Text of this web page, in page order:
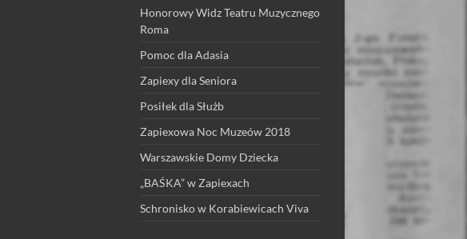
Honorowy Widz Teatru Muzycznego
Roma
Pomoc dla Adasia
Zapiexy dla Seniora
Posiłek dla Służb
Zapiexowa Noc Muzeów 2018
Warszawskie Domy Dziecka
„BAŚKA” w Zapiexach
Schronisko w Korabiewicach Viva